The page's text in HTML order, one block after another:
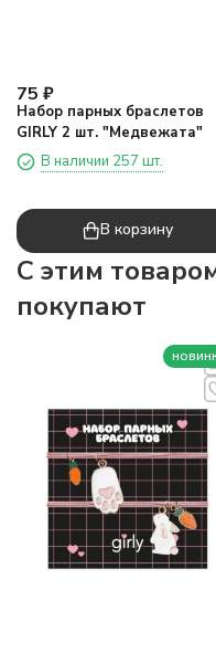
75 ₽
Набор парных браслетов
GIRLY 2 шт. "Медвежата"
В наличии 257 шт.
В корзину
C этим
покупают